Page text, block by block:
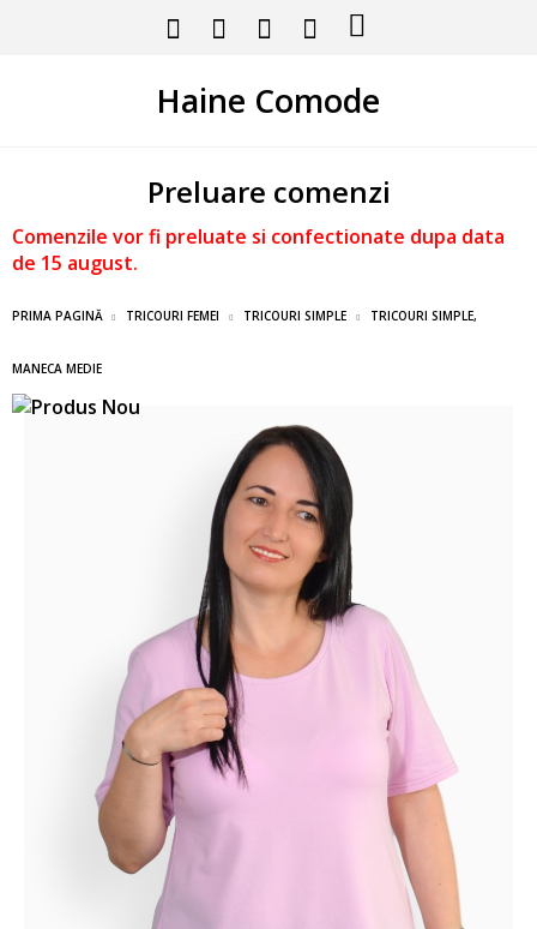
Haine Comode
Preluare comenzi
Comenzile vor fi preluate si confectionate dupa data
de 15 august.
PRIMA PAGINĂ TRICOURI FEMEI TRICOURI SIMPLE TRICOURI SIMPLE,
MANECA MEDIE